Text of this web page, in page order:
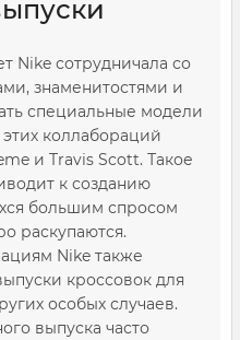
Nike сотрудничала со
знаменитостями и
специальные модели
коллабораций
и Travis Scott. Такое
к созданию
большим спросом
раскупаются.
Nike также
кроссовок для
особых случаев.
выпуска часто